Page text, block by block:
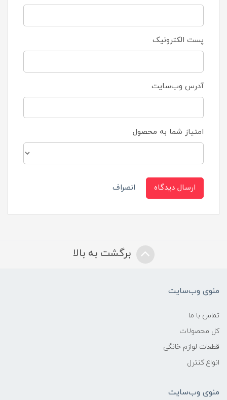
پست الکترونیک
آدرس وب‌سایت
امتیاز شما به محصول
ارسال دیدگاه انصراف
برگشت به بالا
منوی وب‌سایت
تماس با ما
کل محصولات
قطعات لوازم خانگی
انواع کنترل
منوی وب‌سایت